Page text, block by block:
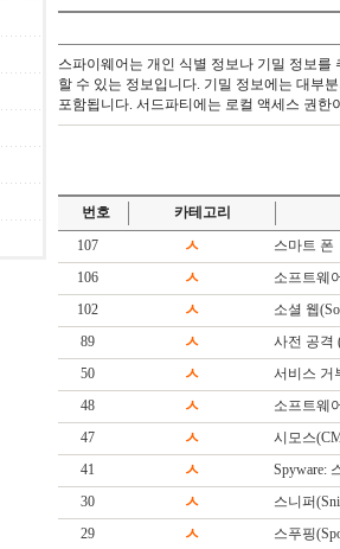
스파이웨어는 개인 식별 정보나 기밀 정보
할 수 있는 정보입니다. 기밀 정보에는 대부
포함됩니다. 서드파티에는 로컬 액세스 권
번호
카테고리
107
ㅅ
스마트 폰
106
ㅅ
소프트웨
102
ㅅ
소셜 웹
89
ㅅ
사전 공격
50
ㅅ
서비스 거
48
ㅅ
소프트웨
47
ㅅ
시모스
41
ㅅ
Spyware:
30
ㅅ
스니퍼
29
ㅅ 스푸핑